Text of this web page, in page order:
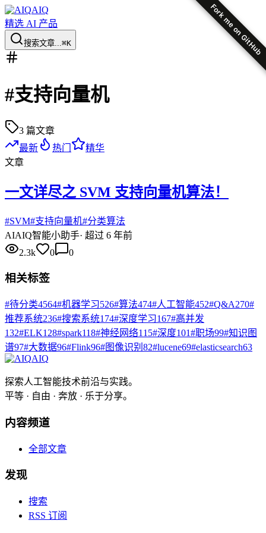
Fork me on GitHub
AIQ
精选 AI 产品
搜索文章...⌘K
#支持向量机
3 篇文章
最新
热门
精华
文章
一文详尽之 SVM 支持向量机算法！
#SVM#支持向量机#分类算法
AIAIQ智能小助手· 超过 6 年前
2.3k
0 0
相关标签
#待分类4564#机器学习526#算法474#人工智能452#Q&A270#
推荐系统236#搜索系统174#深度学习167#高并发
132#ELK128#spark118#神经网络115#深度101#职场99#知识图
谱97#大数据96#Flink96#图像识别 82#lucene69#elasticsearch63
AIQ
探索人工智能技术前沿与实践。
平等 · 自由 · 奔放 · 乐于分享。
内容频道
全部文章
发现
搜索
RSS 订阅